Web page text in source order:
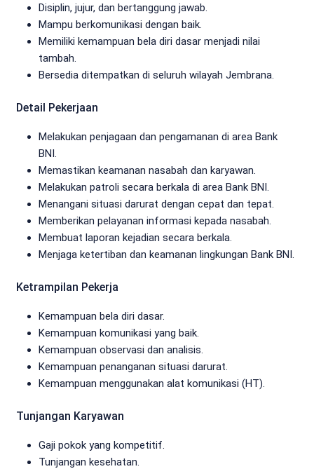
Disiplin, jujur, dan bertanggung jawab.
Mampu berkomunikasi dengan baik.
Memiliki kemampuan bela diri dasar menjadi nilai
tambah.
Bersedia ditempatkan di seluruh wilayah Jembrana.
Detail Pekerjaan
Melakukan penjagaan dan pengamanan di area Bank
BNI.
Memastikan keamanan nasabah dan karyawan.
Melakukan patroli secara berkala di area Bank BNI.
Menangani situasi darurat dengan cepat dan tepat.
Memberikan pelayanan informasi kepada nasabah.
Membuat laporan kejadian secara berkala.
Menjaga ketertiban dan keamanan lingkungan Bank BNI.
Ketrampilan Pekerja
Kemampuan bela diri dasar.
Kemampuan komunikasi yang baik.
Kemampuan observasi dan analisis.
Kemampuan penanganan situasi darurat.
Kemampuan menggunakan alat komunikasi (HT).
Tunjangan Karyawan
Gaji pokok yang kompetitif.
Tunjangan kesehatan.